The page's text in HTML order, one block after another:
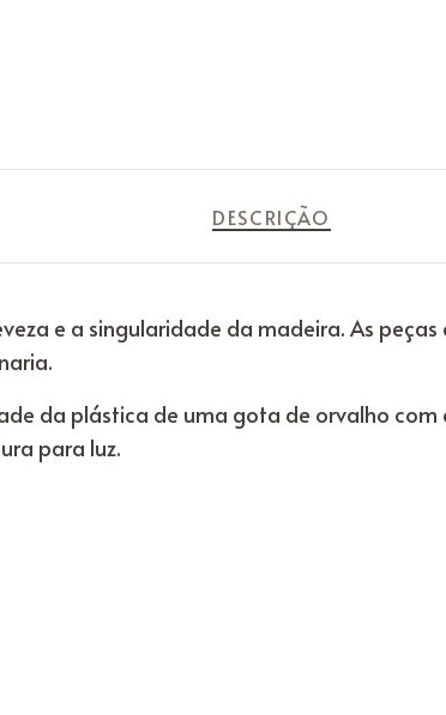
DESCRIÇÃO
e a singularidade da madeira. As
da plástica de uma gota de orvalho
para luz.